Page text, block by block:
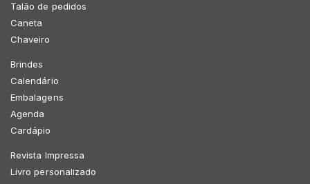
Talão de pedidos
Caneta
Chaveiro
Brindes
Calendário
Embalagens
Agenda
Cardápio
Revista Impressa
Livro personalizado